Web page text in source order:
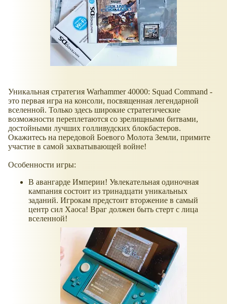
Уникальная стратегия Warhammer 40000: Squad Command -
это первая игра на консоли, посвященная легендарной
вселенной. Только здесь широкие стратегические
возможности переплетаются со зрелищными битвами,
достойными лучших голливудских блокбастеров.
Окажитесь на передовой Боевого Молота Земли, примите
участие в самой захватывающей войне!
Особенности игры:
В авангарде Империи! Увлекательная одиночная
кампания состоит из тринадцати уникальных
заданий. Игрокам предстоит вторжение в самый
центр сил Хаоса! Враг должен быть стерт с лица
вселенной!